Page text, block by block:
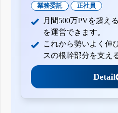
業務委託 正社員
月間500万PVを超え
を運営できます。
これから勢いよく伸
スの根幹部分を支え
Detail